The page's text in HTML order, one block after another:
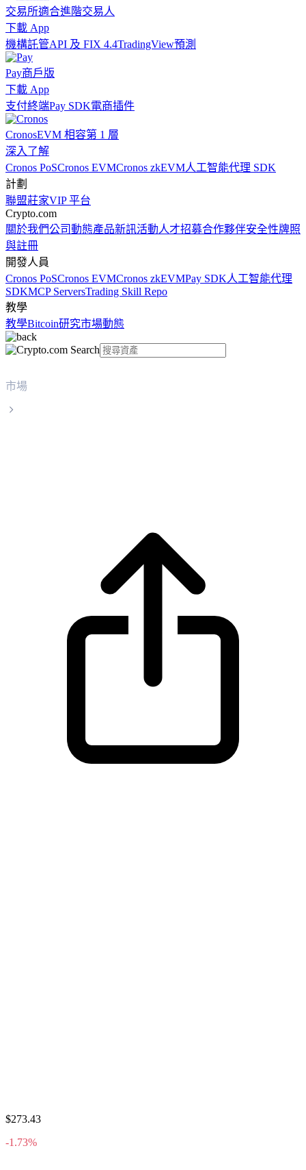
交易所適合進階交易人
下載 App
機構託管API 及 FIX 4.4TradingView預測
Pay商戶版
下載 App
支付終端Pay SDK電商插件
CronosEVM 相容第 1 層
深入了解
Cronos PoSCronos EVMCronos zkEVM人工智能代理 SDK
計劃
聯盟莊家VIP 平台
Crypto.com
關於我們公司動態產品新訊活動人才招募合作夥伴安全性牌照
與註冊
開發人員
Cronos PoSCronos EVMCronos zkEVMPay SDK人工智能代理
SDKMCP ServersTrading Skill Repo
教學
教學Bitcoin研究市場動態
市場
$273.43
-1.73%